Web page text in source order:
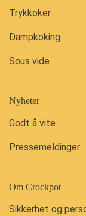
Trykkoker
Dampkoking
Sous vide
Nyheter
Godt å vite
Pressemeldinger
Om Crockpot
Sikkerhet og